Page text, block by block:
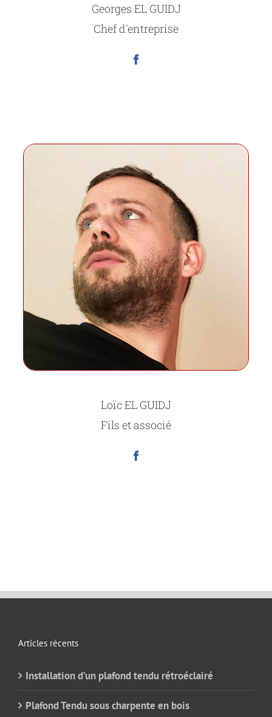
Georges EL GUIDJ
Chef d'entreprise
Loïc EL GUIDJ
Fils et associé
Articles récents
Installation d’un plafond tendu rétroéclairé
Plafond Tendu sous charpente en bois